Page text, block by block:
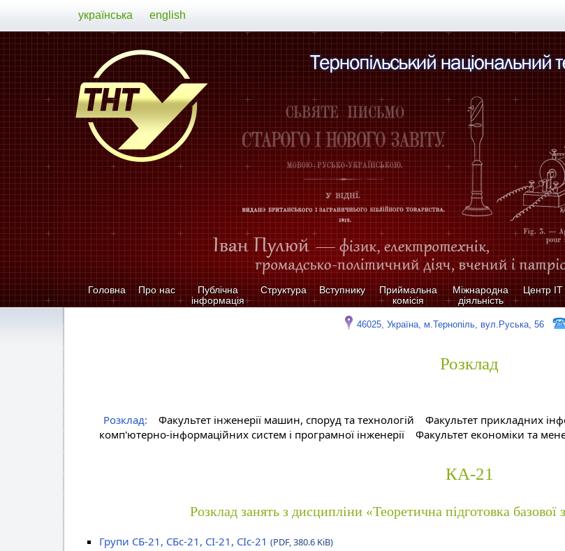
українська english
Головна Про нас
Публічна
інформація
Структура Вступнику
Приймальна
комісія
Міжнародна
діяльність
Центр ІТ
46025, Україна, м.Тернопіль, вул.Руська, 56
Розклад
Розклад: Факультет інженерії машин, споруд та технологій Факультет прикладних
комп'ютерно-інформаційних систем і програмної інженерії
Факультет економіки та
КА-21
Розклад занять з дисципліни «Теоретична підготовка базової
Групи СБ-21, СБс-21, СІ-21, СІс-21 (PDF, 380.6 KiB)